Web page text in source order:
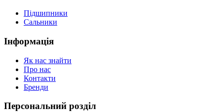
Підшипники
Сальники
Інформація
Як нас знайти
Про нас
Контакти
Бренди
Персональний розділ